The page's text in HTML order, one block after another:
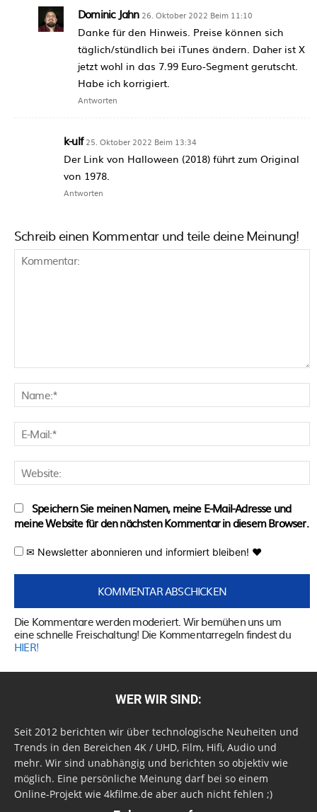
Dominic Jahn 26. Oktober 2022 Beim 11:10
Danke für den Hinweis. Preise können sich
täglich/stündlich bei iTunes ändern. Daher ist X
jetzt wohl in das 7.99 Euro-Segment gerutscht.
Habe ich korrigiert.
Antworten
k-ulf 25. Oktober 2022 Beim 13:34
Der Link von Halloween (2018) führt zum Original
von 1978.
Antworten
Schreib einen Kommentar und teile deine Meinung!
Speichern Sie meinen Namen, meine E-Mail-Adresse und
meine Website für den nächsten Kommentar in diesem Browser.
✉ Newsletter abonnieren und informiert bleiben! ♥
Die Kommentare werden moderiert. Wir bemühen uns um
eine schnelle Freischaltung! Die Kommentarregeln findest du
HIER!
WER WIR SIND:
Seit 2012 berichten wir über technologische Neuheiten und
Trends in den Bereichen 4K / UHD, Film, Hifi, Audio und
mehr. Wir sind unabhängig und berichten so objektiv wie
möglich. Eine persönliche Meinung darf bei so einem
Online-Projekt wie 4kfilme.de aber auch nicht fehlen ;)